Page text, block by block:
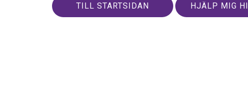
TILL STARTSIDAN HJÄLP MIG